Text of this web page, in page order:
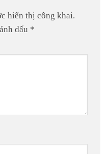
hiển thị công khai.
dấu *